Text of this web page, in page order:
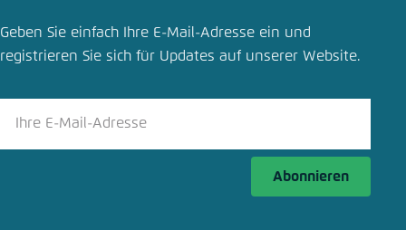
Schliessen
LinkedIn
Bluesky
Geben Sie einfach Ihre E-Mail-Adresse ein und
registrieren Sie sich für Updates auf unserer Website.
Abonnieren